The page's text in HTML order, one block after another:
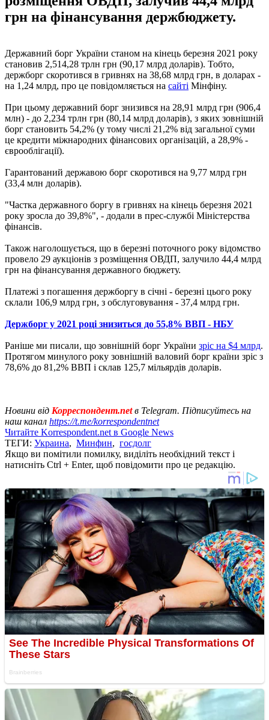
грн на фінансування держбюджету.
Державний борг України станом на кінець березня 2021 року
становив 2,514,28 трлн грн (90,17 млрд доларів). Тобто,
держборг скоротився в гривнях на 38,68 млрд грн, в доларах -
на 1,24 млрд, про це повідомляється на сайті Мінфіну.
При цьому державний борг знизився на 28,91 млрд грн (906,4
млн) - до 2,234 трлн грн (80,14 млрд доларів), з яких зовнішній
борг становить 54,2% (у тому числі 21,2% від загальної суми
це кредити міжнародних фінансових організацій, а 28,9% -
єврооблігації).
Гарантований державою борг скоротився на 9,77 млрд грн
(33,4 млн доларів).
"Частка державного боргу в гривнях на кінець березня 2021
року зросла до 39,8%", - додали в прес-службі Міністерства
фінансів.
Також наголошується, що в березні поточного року відомство
провело 29 аукціонів з розміщення ОВДП, залучило 44,4 млрд
грн на фінансування державного бюджету.
Платежі з погашення держборгу в січні - березні цього року
склали 106,9 млрд грн, з обслуговування - 37,4 млрд грн.
Держборг у 2021 році знизиться до 55,8% ВВП - НБУ
Раніше ми писали, що зовнішній борг України зріс на $4 млрд.
Протягом минулого року зовнішній валовий борг країни зріс з
78,6% до 81,2% ВВП і склав 125,7 мільярдів доларів.
Новини від Корреспондент.netв Telegram. Підписуйтесь на
наш канал https://t.me/korrespondentnet
Читайте Korrespondent.net в Google News
ТЕГИ: Украина, Минфин, госдолг
Якщо ви помітили помилку, виділіть необхідний текст і
натисніть Ctrl + Enter, щоб повідомити про це редакцію.